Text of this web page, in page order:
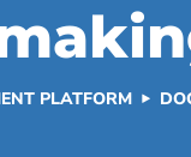
PLATFORM